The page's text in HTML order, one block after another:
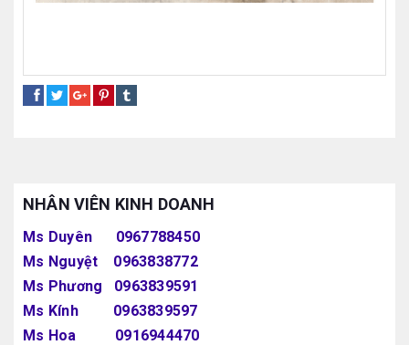
NHÂN VIÊN KINH DOANH
Ms Duyên 0967788450
Ms Nguyệt 0963838772
Ms Phương 0963839591
Ms Kính 0963839597
Ms Hoa 0916944470